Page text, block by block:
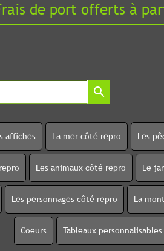
de port offerts à
search
affiches La mer côté repro Les
Les animaux côté repro Le
Les personnages côté repro La
Coeurs Tableaux personnalisables